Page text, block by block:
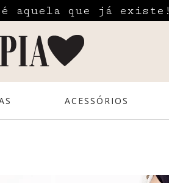
aquela que já existe!
ACESSÓRIOS